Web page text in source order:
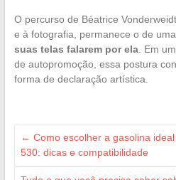
O percurso de Béatrice
e à fotografia, permanece o de
suas telas falarem por ela. Em
de autopromoção, essa postura
forma de declaração artística.
← Como escolher a gasolina
530: dicas e compatibilidade